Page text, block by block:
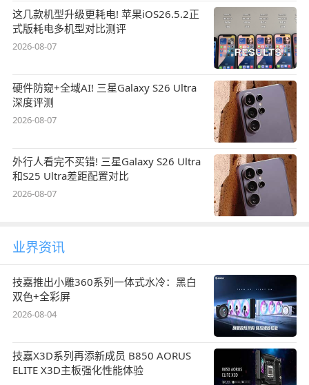
这几款机型升级更耗电! 苹果iOS26.5.2正
式版耗电多机型对比测评
2026-08-07
硬件防窥+全域AI! 三星Galaxy S26 Ultra
深度评测
2026-08-07
外行人看完不买错! 三星Galaxy S26 Ultra
和S25 Ultra差距配置对比
2026-08-07
业界资讯
技嘉推出小雕360系列一体式水冷：黑白
双色+全彩屏
2026-08-04
技嘉X3D系列再添新成员 B850 AORUS
ELITE X3D主板强化性能体验